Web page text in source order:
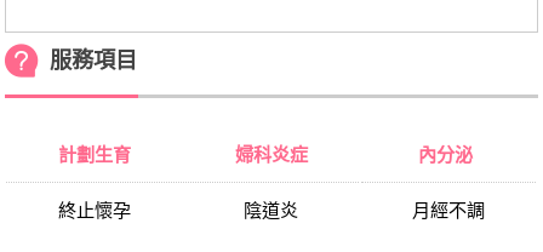
服務項目
計劃生育
終止懷孕
婦科炎症
陰道炎
內分泌
月經不調